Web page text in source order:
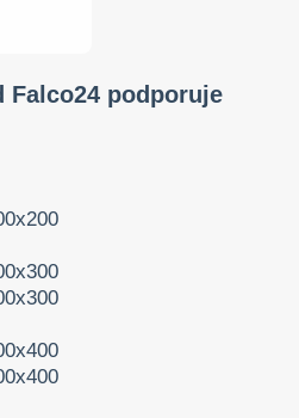
Falco24 podporuje